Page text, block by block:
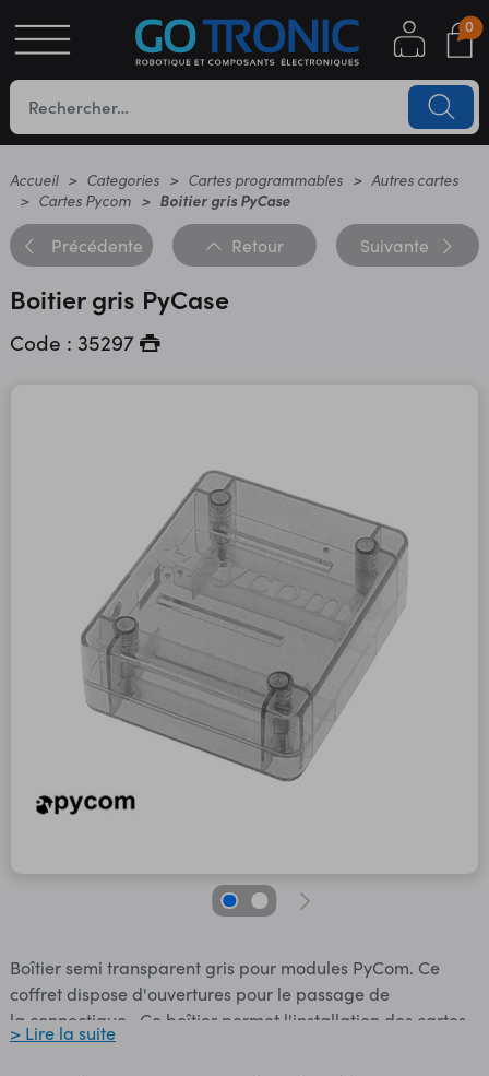
0
Accueil Categories Cartes programmables
Autres cartes
Cartes Pycom
Boitier gris PyCase
Précédente Retour Suivante
Boitier gris PyCase
Code : 35297
Boîtier semi transparent gris pour modules PyCom. Ce
coffret dispose d'ouvertures pour le passage de
la connectique. Ce boîtier permet l'installation des cartes
Walter, LoPy, WiPy, FiPy, SiPy ou GPy avec carte
> Lire la suite